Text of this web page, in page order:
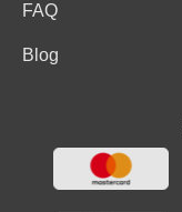
FAQ
Blog